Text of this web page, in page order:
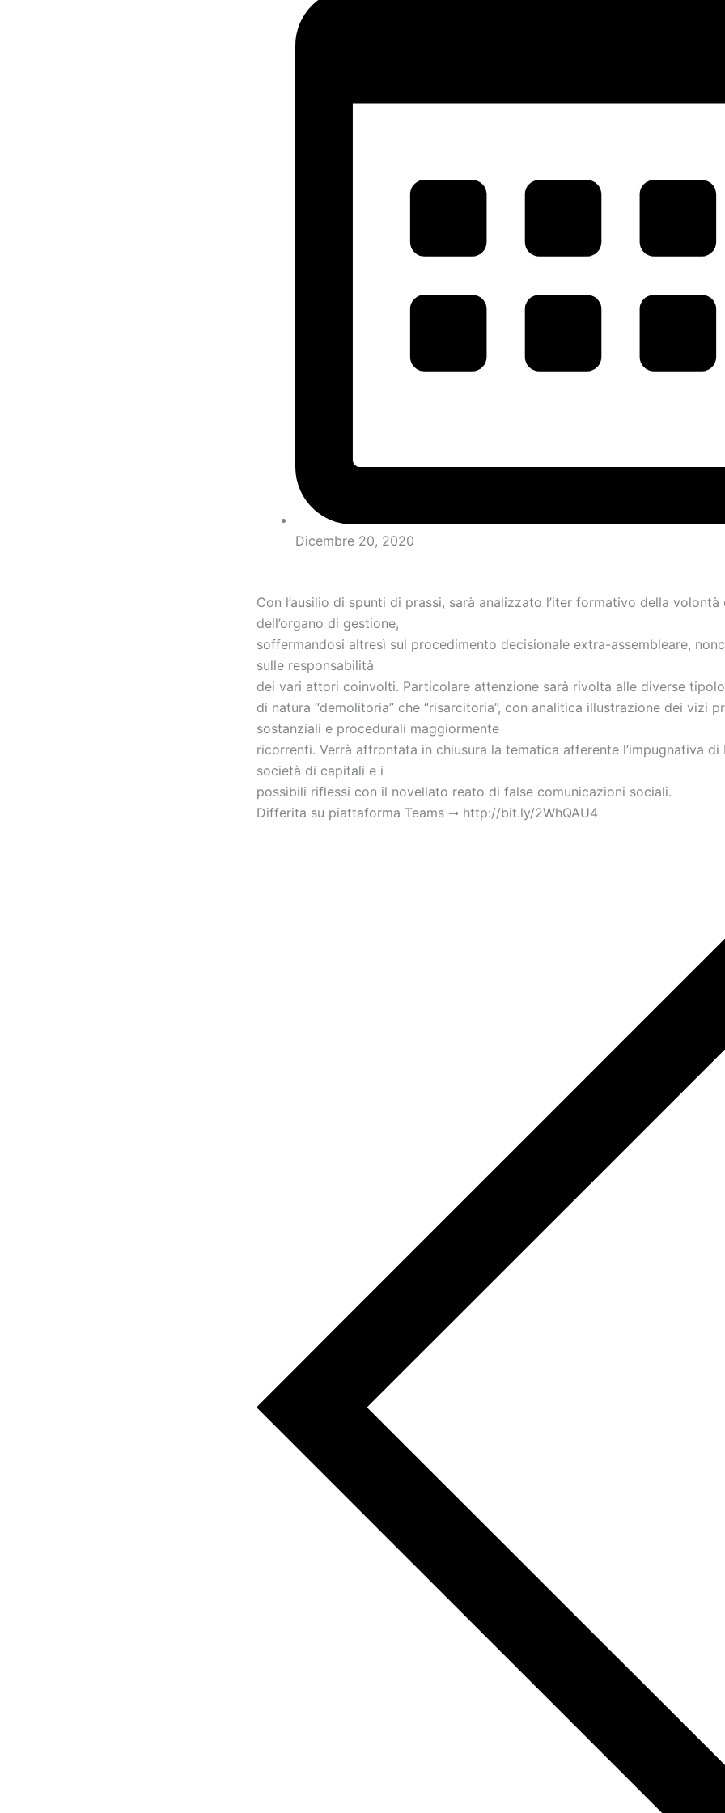
Dicembre 20, 2020
Con l’ausilio di spunti di prassi, sarà analizzato l’iter formativo della volontà
dell’organo di gestione,
soffermandosi altresì sul procedimento decisionale extra-assembleare,
sulle responsabilità
dei vari attori coinvolti. Particolare attenzione sarà rivolta alle diverse
di natura “demolitoria” che “risarcitoria”, con analitica illustrazione dei vizi
sostanziali e procedurali maggiormente
ricorrenti. Verrà affrontata in chiusura la tematica afferente l’impugnativa di
società di capitali e i
possibili riflessi con il novellato reato di false comunicazioni sociali.
Differita su piattaforma Teams ➞ http://bit.ly/2WhQAU4